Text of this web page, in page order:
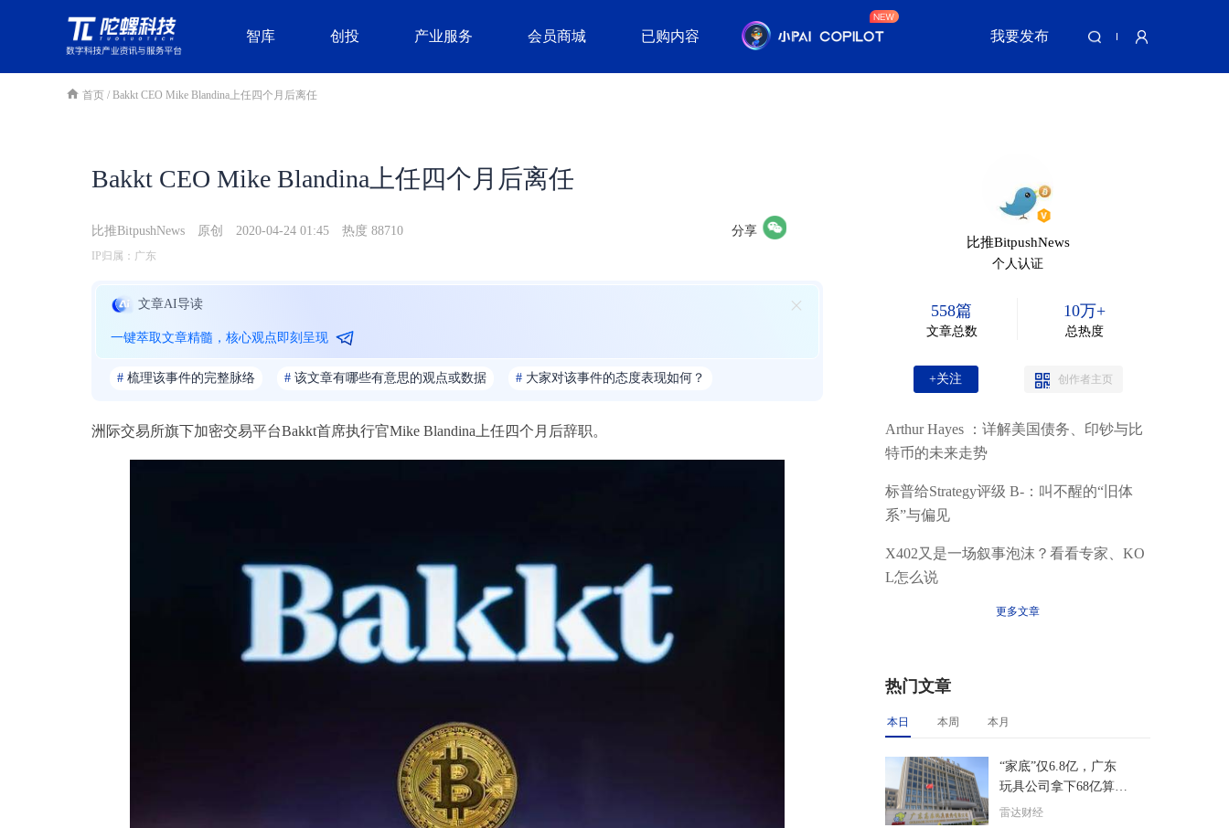
智库 创投 产业服务 会员商城 已购内容 我要发布
首页 / Bakkt CEO Mike Blandina上任四个月后离任
Bakkt CEO Mike Blandina上任四个月后离任
比推BitpushNews 原创 2020-04-24 01:45 热度 88710 分享
IP归属：广东
文章AI导读
一键萃取文章精髓，核心观点即刻呈现
# 梳理该事件的完整脉络 # 该文章有哪些有意思的观点或数据 # 大家对该事件的态度表现如何？
洲际交易所旗下加密交易平台Bakkt首席执行官Mike Blandina上任四个月后辞职。
比推BitpushNews
个人认证
558篇
文章总数
10万+
总热度
+关注 创作者主页
Arthur Hayes ：详解美国债务、印钞与比
特币的未来走势
标普给Strategy评级 B-：叫不醒的“旧体
系”与偏见
X402又是一场叙事泡沫？看看专家、KO
L怎么说
更多文章
热门文章
本日 本周 本月
“家底”仅6.8亿，广东
玩具公司拿下68亿算力
大单
雷达财经